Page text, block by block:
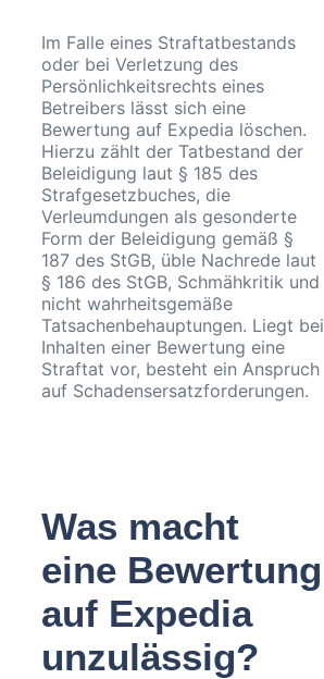
Im Falle eines Straftatbestands
oder bei Verletzung des
Persönlichkeitsrechts eines
Betreibers lässt sich eine
Bewertung auf Expedia löschen.
Hierzu zählt der Tatbestand der
Beleidigung laut § 185 des
Strafgesetzbuches, die
Verleumdungen als gesonderte
Form der Beleidigung gemäß §
187 des StGB, üble Nachrede laut
§ 186 des StGB, Schmähkritik und
nicht wahrheitsgemäße
Tatsachenbehauptungen. Liegt bei
Inhalten einer Bewertung eine
Straftat vor, besteht ein Anspruch
auf Schadensersatzforderungen.
Was macht
eine Bewertung
auf Expedia
unzulässig?